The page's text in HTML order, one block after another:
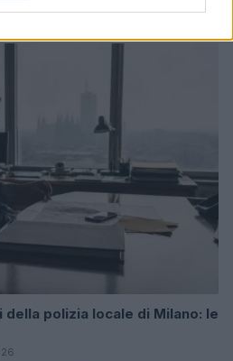
polizia locale di Milano: le